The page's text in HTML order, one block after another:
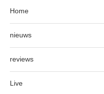
Home
nieuws
reviews
Live